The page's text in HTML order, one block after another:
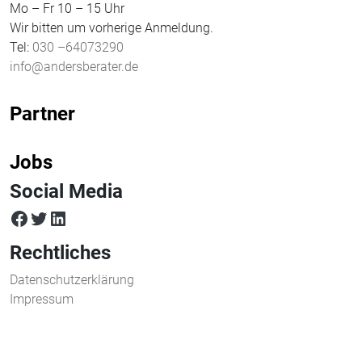
Mo – Fr 10 – 15 Uhr
Wir bitten um vorherige Anmeldung.
Tel: 030 –64073290
info@andersberater.de
Partner
Jobs
Social Media
facebook
twitterLinkedIn
Rechtliches
Datenschutzerklärung
Impressum